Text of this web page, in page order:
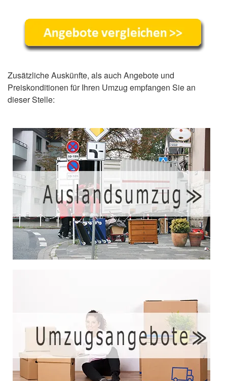
Zusätzliche Auskünfte, als auch Angebote und
Preiskonditionen für Ihren Umzug empfangen Sie an
dieser Stelle: